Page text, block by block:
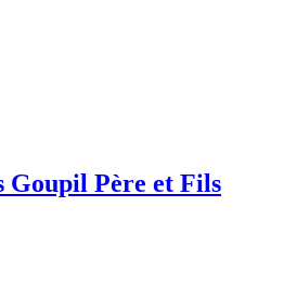
Goupil Père et Fils